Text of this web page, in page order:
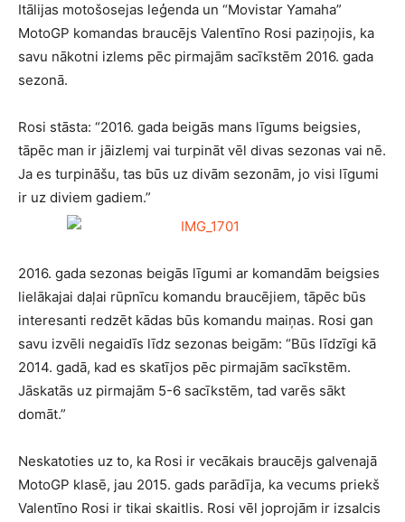
Itālijas motošosejas leģenda un “Movistar Yamaha”
MotoGP komandas braucējs Valentīno Rosi paziņojis, ka
savu nākotni izlems pēc pirmajām sacīkstēm 2016. gada
sezonā.
Rosi stāsta: “2016. gada beigās mans līgums beigsies,
tāpēc man ir jāizlemj vai turpināt vēl divas sezonas vai nē.
Ja es turpināšu, tas būs uz divām sezonām, jo visi līgumi
ir uz diviem gadiem.”
2016. gada sezonas beigās līgumi ar komandām beigsies
lielākajai daļai rūpnīcu komandu braucējiem, tāpēc būs
interesanti redzēt kādas būs komandu maiņas. Rosi gan
savu izvēli negaidīs līdz sezonas beigām: “Būs līdzīgi kā
2014. gadā, kad es skatījos pēc pirmajām sacīkstēm.
Jāskatās uz pirmajām 5-6 sacīkstēm, tad varēs sākt
domāt.”
Neskatoties uz to, ka Rosi ir vecākais braucējs galvenajā
MotoGP klasē, jau 2015. gads parādīja, ka vecums priekš
Valentīno Rosi ir tikai skaitlis. Rosi vēl joprojām ir izsalcis